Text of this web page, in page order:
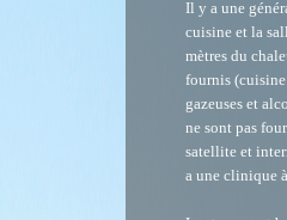
Il y a une
cuisine et la
mètres du
fournis
gazeuses et
ne sont pas
satellite et
a une clinique